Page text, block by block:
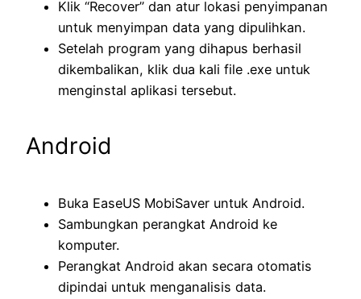
Klik “Recover” dan atur lokasi penyimpanan
untuk menyimpan data yang dipulihkan.
Setelah program yang dihapus berhasil
dikembalikan, klik dua kali file .exe untuk
menginstal aplikasi tersebut.
Android
Buka EaseUS MobiSaver untuk Android.
Sambungkan perangkat Android ke
komputer.
Perangkat Android akan secara otomatis
dipindai untuk menganalisis data.